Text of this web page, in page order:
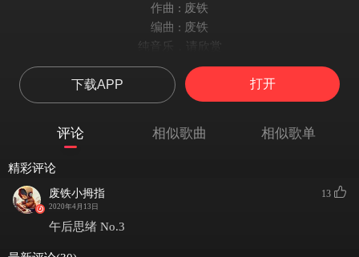
作曲 : 废铁
编曲 : 废铁
纯音乐，请欣赏
下载APP 打开
评论 相似歌曲 相似歌单
精彩评论
废铁小拇指
2020年4月13日
13
午后思绪 No.3